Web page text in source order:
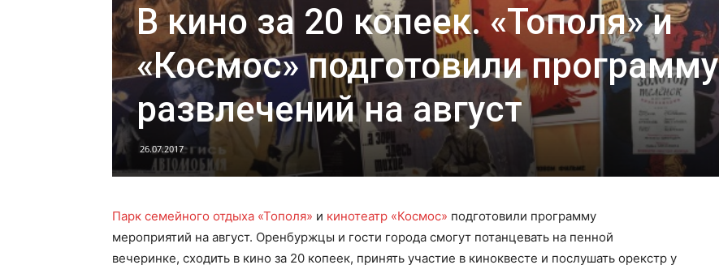
В кино за 20 копеек. «Тополя» и
«Космос» подготовили программу
развлечений на август
26.07.2017
Парк семейного отдыха «Тополя» и кинотеатр «Космос» подготовили программу
мероприятий на август. Оренбуржцы и гости города смогут потанцевать на пенной
вечеринке, сходить в кино за 20 копеек, принять участие в киноквесте и послушать орекстр у